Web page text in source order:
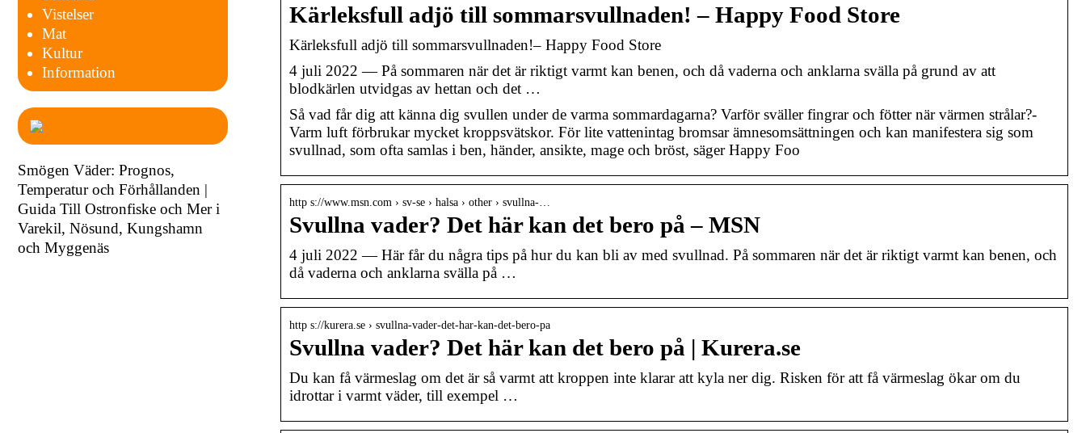
Kärleksfull adjö till sommarsvullnaden! – Happy Food Store
Kärleksfull adjö till sommarsvullnaden!– Happy Food Store
4 juli 2022 — På sommaren när det är riktigt varmt kan benen, och då vaderna och anklarna svälla på grund av att
blodkärlen utvidgas av hettan och det …
Så vad får dig att känna dig svullen under de varma sommardagarna? Varför sväller fingrar och fötter när värmen strålar?-
Varm luft förbrukar mycket kroppsvätskor. För lite vattenintag bromsar ämnesomsättningen och kan manifestera sig som
svullnad, som ofta samlas i ben, händer, ansikte, mage och bröst, säger Happy Foo
http s://www.msn.com › sv-se › halsa › other › svullna-…
Svullna vader? Det här kan det bero på – MSN
4 juli 2022 — Här får du några tips på hur du kan bli av med svullnad. På sommaren när det är riktigt varmt kan benen, och
då vaderna och anklarna svälla på …
http s://kurera.se › svullna-vader-det-har-kan-det-bero-pa
Svullna vader? Det här kan det bero på | Kurera.se
Du kan få värmeslag om det är så varmt att kroppen inte klarar att kyla ner dig. Risken för att få värmeslag ökar om du
idrottar i varmt väder, till exempel …
Vistelser
Mat
Kultur
Information
Smögen Väder: Prognos,
Temperatur och Förhållanden |
Guida Till Ostronfiske och Mer i
Varekil, Nösund, Kungshamn
och Myggenäs